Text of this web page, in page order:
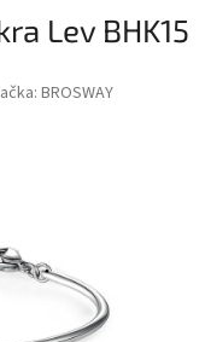
Lev BHK15
BROSWAY